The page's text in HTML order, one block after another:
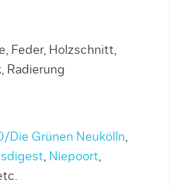
Feder, Holzschnitt,
Radierung
Die Grünen Neukölln,
, Niepoort,